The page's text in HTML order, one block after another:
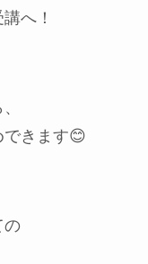
へ！
きます😊
の